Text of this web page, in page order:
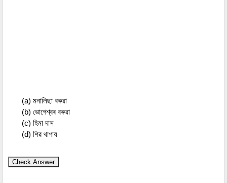
(a) মনালিছা বৰুৱা
(b) ভোগেশ্বৰ বৰুৱা
(c) হিমা দাস
(d) শিৱ থাপায
Check Answer